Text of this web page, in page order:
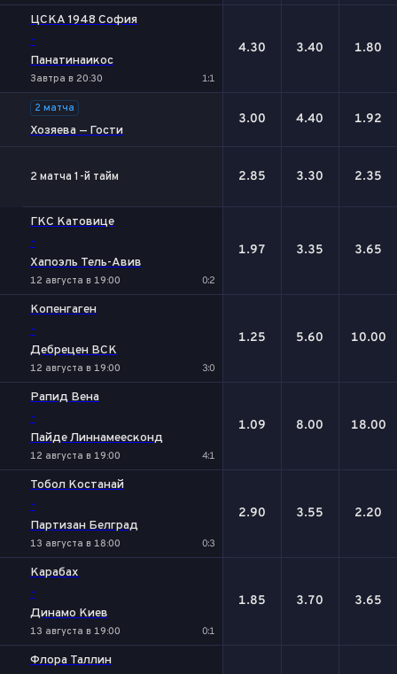
ЦСКА 1948 София
-
Панатинаикос
Завтра в 20:30 1:1
4.30 3.40 1.80
2 матча
Хозяева — Гости
3.00 4.40 1.92
2 матча 1-й тайм 2.85 3.30 2.35
ГКС Катовице
-
Хапоэль Тель-Авив
12 августа в 19:00 0:2
1.97 3.35 3.65
Копенгаген
-
Дебрецен ВСК
12 августа в 19:00 3:0
1.25 5.60 10.00
Рапид Вена
-
Пайде Линнамеесконд
12 августа в 19:00 4:1
1.09 8.00 18.00
Тобол Костанай
-
Партизан Белград
13 августа в 18:00 0:3
2.90 3.55 2.20
Карабах
-
Динамо Киев
13 августа в 19:00 0:1
1.85 3.70 3.65
Флора Таллин